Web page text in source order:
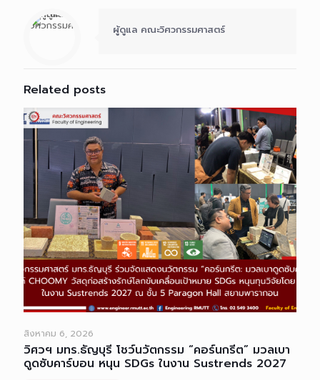
ผู้ดูแล คณะวิศวกรรมศาสตร์
Related posts
สิงหาคม 6, 2026
วิศวฯ มทร.ธัญบุรี โชว์นวัตกรรม “คอร์นกรีต” มวลเบา
ดูดซับคาร์บอน หนุน SDGs ในงาน Sustrends 2027